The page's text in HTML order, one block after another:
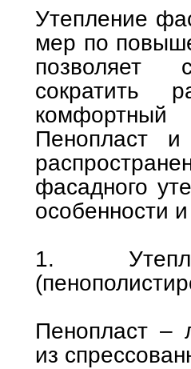
Утепление
мер по
позволяет
сократить
Пенопласт
фасадного
особенности
1.
Пенопласт –
из